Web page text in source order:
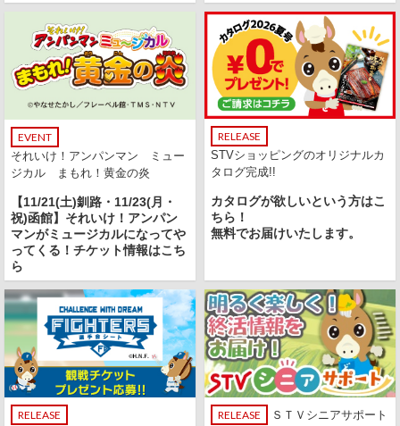
EVENT
それいけ！アンパンマン ミュー
ジカル まもれ！黄金の炎
【11/21(土)釧路・11/23(月・
祝)函館】それいけ！アンパン
マンがミュージカルになってや
ってくる！チケット情報はこち
ら
RELEASE
STVショッピングのオリジナルカ
タログ完成!!
カタログが欲しいという方はこ
ちら！
無料でお届けいたします。
RELEASE
RELEASE ＳＴＶシニアサポート